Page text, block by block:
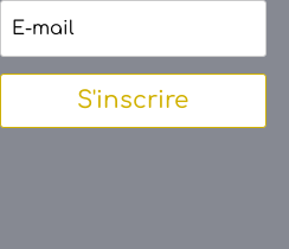
S'inscrire